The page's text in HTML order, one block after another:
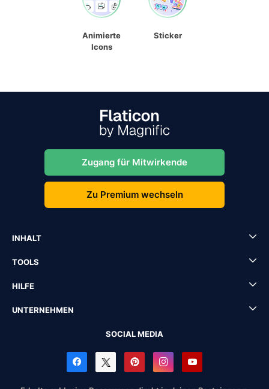
Animierte
Icons
Sticker
Zugang für Mitwirkende
Zu Premium wechseln
INHALT
TOOLS
HILFE
UNTERNEHMEN
SOCIAL MEDIA